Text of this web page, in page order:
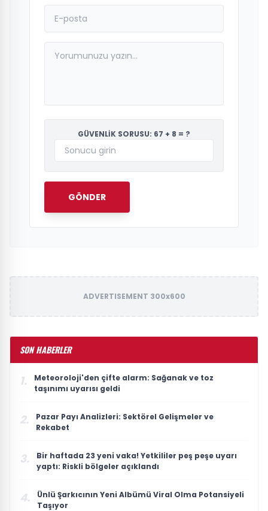
GÜVENLİK SORUSU: 67 + 8 = ?
GÖNDER
ADVERTISEMENT 300x600
SON HABERLER
1.
Meteoroloji'den çifte alarm: Sağanak ve toz
taşınımı uyarısı geldi
2.
Pazar Payı Analizleri: Sektörel Gelişmeler ve
Rekabet
3.
Bir haftada 23 yeni vaka! Yetkililer peş peşe uyarı
yaptı: Riskli bölgeler açıklandı
4.
Ünlü Şarkıcının Yeni Albümü Viral Olma Potansiyeli
Taşıyor